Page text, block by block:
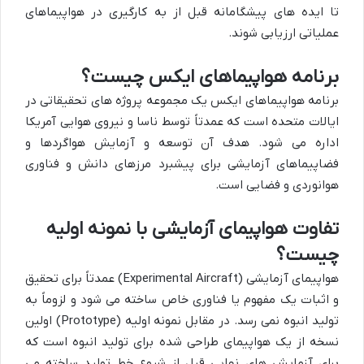
تا ایده های پیشگامانه قبل از به کارگیری در هواپیماهای
عملیاتی ارزیابی شوند.
برنامه هواپیماهای ایکس چیست؟
برنامه هواپیماهای ایکس یک مجموعه پروژه های تحقیقاتی در
ایالات متحده است که عمدتاً توسط ناسا و نیروی هوایی آمریکا
اداره می شود. هدف آن توسعه و آزمایش هواگردها و
فضاپیماهای آزمایشی برای پیشبرد مرزهای دانش و فناوری
هوانوردی و فضایی است.
تفاوت هواپیمای آزمایشی با نمونه اولیه
چیست؟
هواپیمای آزمایشی (Experimental Aircraft) عمدتاً برای تحقیق
و اثبات یک مفهوم یا فناوری خاص ساخته می شود و لزوماً به
تولید انبوه نمی رسد. در مقابل نمونه اولیه (Prototype) اولین
نسخه از یک هواپیمای طراحی شده برای تولید انبوه است که